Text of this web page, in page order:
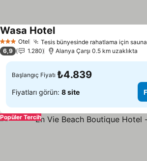
3 YıldızOtel Tesis bünyesinde rahatlama için sauna
Wasa HotelFiyatları görün
6,9 1.280 Alanya Çarşı 0.5 km uzaklıkta
Başlangıç Fiyatı ₺4.839
Fiyatları görün: 8 site
Popüler Tercih